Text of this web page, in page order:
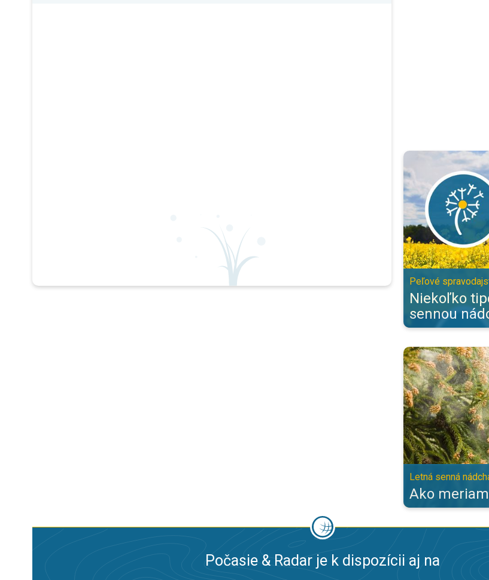
Niekoľko tipov na
Peľové
Niekoľko
sennou
Ako meriame
Letná senná
Ako
Počasie & Radar je k dispozícii aj na